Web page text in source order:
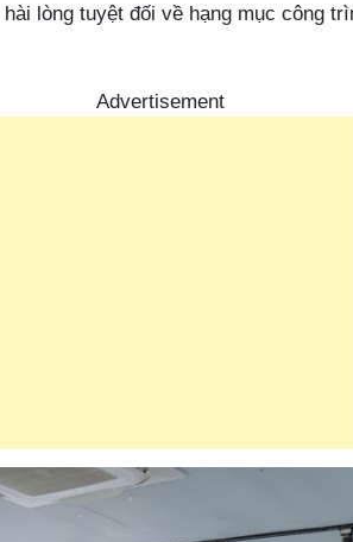
lòng tuyệt đối về hạng mục công
Advertisement